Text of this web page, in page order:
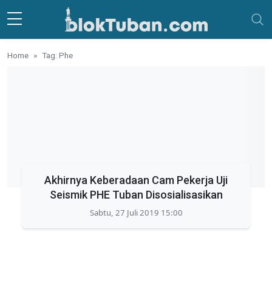
Skip to main content
Home Tag: Phe
Akhirnya Keberadaan Cam Pekerja Uji
Seismik PHE Tuban Disosialisasikan
Sabtu, 27 Juli 2019 15:00